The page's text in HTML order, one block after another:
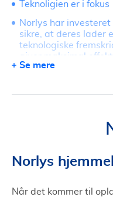
Norlys
Når det kommer til
Teknoligien er i fokus
Norlys har
sikre, at deres lader
teknologiske
giver maksimal
Sikkerhed først
Se mere